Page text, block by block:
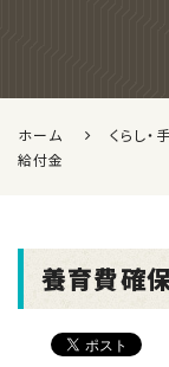
ホーム くらし・
給付金
養育費確